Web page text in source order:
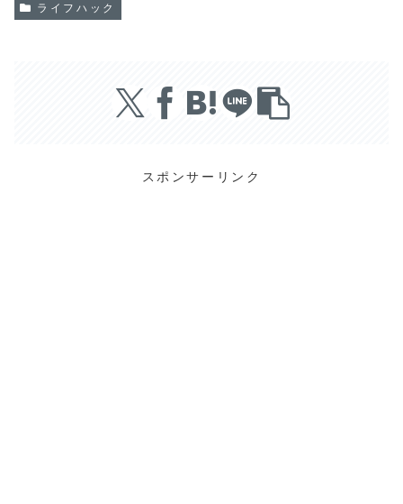
ライフハック
スポンサーリンク